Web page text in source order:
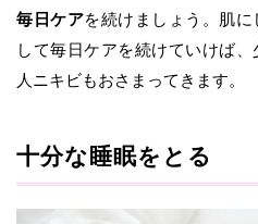
毎日ケアを続けましょう。肌
して毎日ケアを続けていけば
人ニキビもおさまってきます。
十分な睡眠をとる